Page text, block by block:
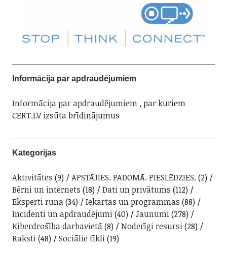
Informācija par apdraudējumiem
Informācija par apdraudējumiem, par kuriem
CERT.LV izsūta brīdinājumus
Kategorijas
Aktivitātes (9) APSTĀJIES. PADOMĀ. PIESLĒDZIES. (2)
Bērni un internets (18) Dati un privātums (112)
Eksperti runā(34) Iekārtas un programmas (88)
Incidenti un apdraudējumi(40) Jaunumi(278)
Kiberdrošība darbavietā(8) Noderīgi resursi(28)
Raksti(48) Sociālie tīkli(19)